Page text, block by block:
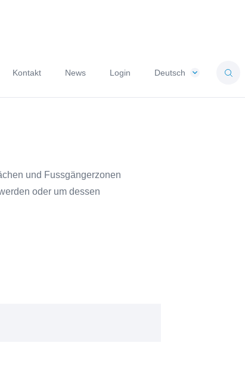
Kontakt News Login Deutsch
und Fussgängerzonen
oder um dessen